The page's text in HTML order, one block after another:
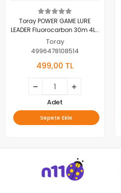
Toray POWER GAME LURE
LEADER Fluorocarbon 30m 4LB
(S75G) 1.80 kg 0.148 mm
Toray
4996478108514
499,00 TL
Adet
Sepete Ekle